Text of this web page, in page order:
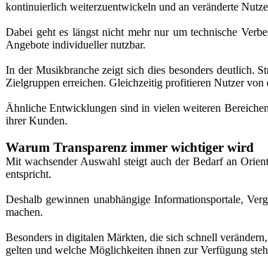
kontinuierlich weiterzuentwickeln und an veränderte
Dabei geht es längst nicht mehr nur um technische
Angebote individueller nutzbar.
In der Musikbranche zeigt sich dies besonders deutlich.
Zielgruppen erreichen. Gleichzeitig profitieren Nutzer von
Ähnliche Entwicklungen sind in vielen weiteren
ihrer Kunden.
Warum Transparenz immer wichtiger wird
Mit wachsender Auswahl steigt auch der Bedarf an
entspricht.
Deshalb gewinnen unabhängige Informationsportale,
machen.
Besonders in digitalen Märkten, die sich schnell
gelten und welche Möglichkeiten ihnen zur Verfügung